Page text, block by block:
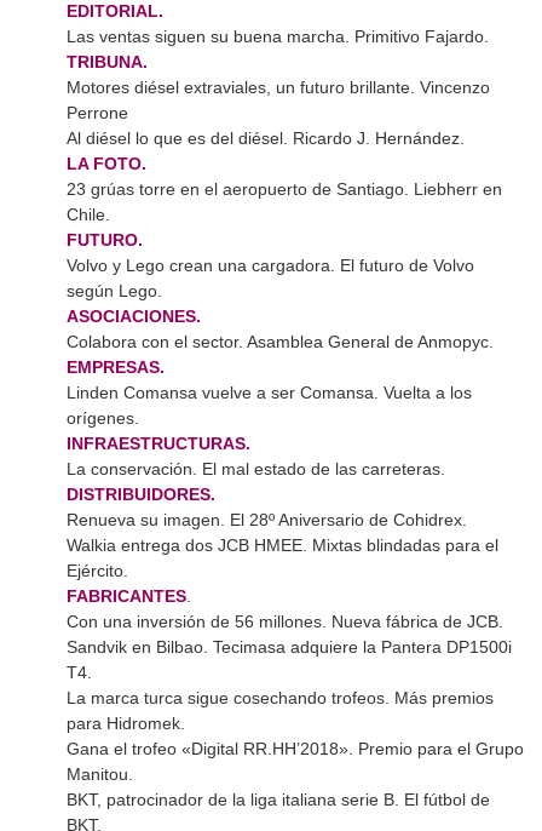
EDITORIAL.
Las ventas siguen su buena marcha. Primitivo Fajardo.
TRIBUNA.
Motores diésel extraviales, un futuro brillante. Vincenzo
Perrone
Al diésel lo que es del diésel. Ricardo J. Hernández.
LA FOTO.
23 grúas torre en el aeropuerto de Santiago. Liebherr en
Chile.
FUTURO.
Volvo y Lego crean una cargadora. El futuro de Volvo
según Lego.
ASOCIACIONES.
Colabora con el sector. Asamblea General de Anmopyc.
EMPRESAS.
Linden Comansa vuelve a ser Comansa. Vuelta a los
orígenes.
INFRAESTRUCTURAS.
La conservación. El mal estado de las carreteras.
DISTRIBUIDORES.
Renueva su imagen. El 28º Aniversario de Cohidrex.
Walkia entrega dos JCB HMEE. Mixtas blindadas para el
Ejército.
FABRICANTES
Con una inversión de 56 millones. Nueva fábrica de JCB.
Sandvik en Bilbao. Tecimasa adquiere la Pantera DP1500i
T4.
La marca turca sigue cosechando trofeos. Más premios
para Hidromek.
Gana el trofeo «Digital RR.HH’2018». Premio para el Grupo
Manitou.
BKT, patrocinador de la liga italiana serie B. El fútbol de
BKT.